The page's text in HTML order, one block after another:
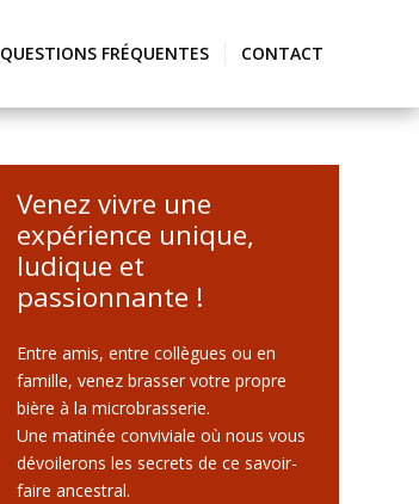
QUESTIONS FRÉQUENTES CONTACT
Venez vivre une
expérience unique,
ludique et
passionnante !
Entre amis, entre collègues ou en
famille, venez brasser votre propre
bière à la microbrasserie.
Une matinée conviviale où nous vous
dévoilerons les secrets de ce savoir-
faire ancestral.